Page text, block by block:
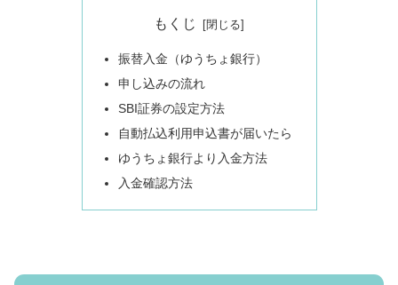
もくじ
振替入金（ゆうちょ銀行）
申し込みの流れ
SBI証券の設定方法
自動払込利用申込書が届いたら
ゆうちょ銀行より入金方法
入金確認方法